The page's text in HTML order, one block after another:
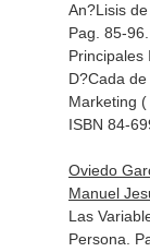
An?Lisis
Pag. 85-96.
Principales
D?Cada
Marketing (
ISBN 84-
Oviedo
Manuel
Las
Persona.